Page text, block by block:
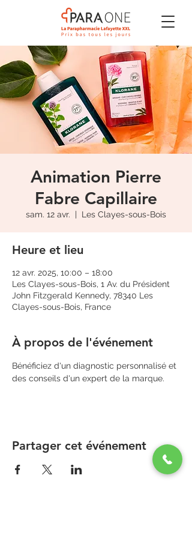
Animation Pierre
Fabre Capillaire
sam. 12 avr.
  |
Les Clayes-sous-Bois
Heure et lieu
12 avr. 2025, 10:00 – 18:00
Les Clayes-sous-Bois, 1 Av. du Président
John Fitzgerald Kennedy, 78340 Les
Clayes-sous-Bois, France
À propos de l'événement
Bénéficiez d'un diagnostic personnalisé et
des conseils d'un expert de la marque.
Partager cet événement